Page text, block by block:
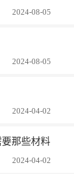
2024-08-05
2024-08-05
2024-04-02
那些材料
2024-04-02